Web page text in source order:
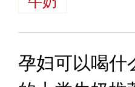
孕妇可以喝什